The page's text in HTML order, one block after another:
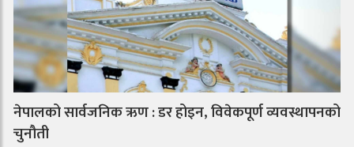
नेपालको सार्वजनिक ऋण : डर होइन, विवेकपूर्ण व्यवस्थापनको
चुनौती